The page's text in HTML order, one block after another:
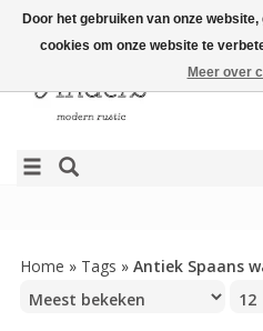
Home » Tags » Antiek Spaans
Door het gebruiken van onze
cookies om onze website te
Meer over